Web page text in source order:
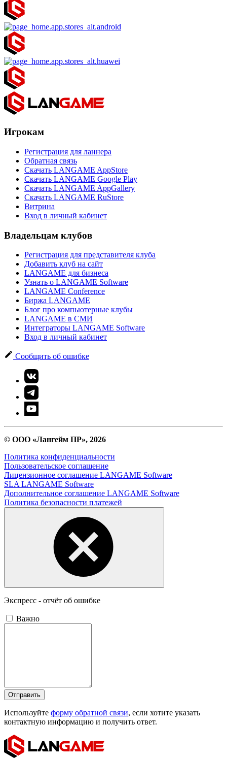
Игрокам
Регистрация для ланнера
Обратная связь
Скачать LANGAME AppStore
Скачать LANGAME Google Play
Скачать LANGAME AppGallery
Скачать LANGAME RuStore
Витрина
Вход в личный кабинет
Владельцам клубов
Регистрация для представителя клуба
Добавить клуб на сайт
LANGAME для бизнеса
Узнать о LANGAME Software
LANGAME Conference
Биржа LANGAME
Блог про компьютерные клубы
LANGAME в СМИ
Интеграторы LANGAME Software
Вход в личный кабинет
Сообщить об ошибке
© ООО «Лангейм ПР», 2026
Политика конфиденциальности
Пользовательское соглашение
Лицензионное соглашение LANGAME Software
SLA LANGAME Software
Дополнительное соглашение LANGAME Software
Политика безопасности платежей
Экспресс - отчёт об ошибке
Важно
Отправить
Используйте форму обратной связи, если хотите указать
контактную информацию и получить ответ.